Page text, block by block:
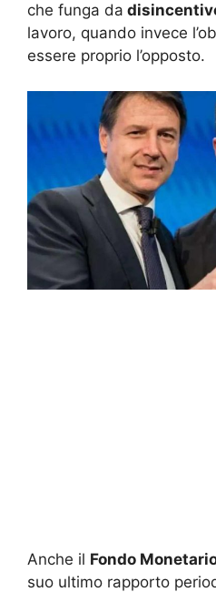
che funga da
lavoro, quando invece
essere proprio l’opposto.
Anche il Fondo
suo ultimo rapporto